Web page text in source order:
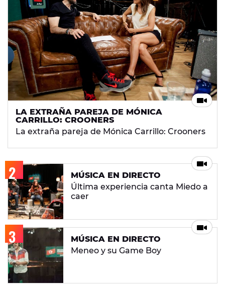
LA EXTRAÑA PAREJA DE MÓNICA
CARRILLO: CROONERS
La extraña pareja de Mónica Carrillo: Crooners
MÚSICA EN DIRECTO
Última experiencia canta Miedo a
caer
MÚSICA EN DIRECTO
Meneo y su Game Boy